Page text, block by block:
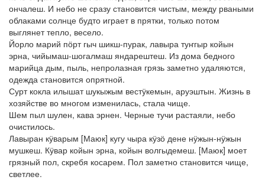
ончалеш. И небо не сразу становится чистым, между рваными
облаками солнце будто играет в прятки, только потом
выглянет тепло, весело.
Йорло марий пӧрт гыч шикш-пурак, лавыра туҥгыр койын
эрна, чийымаш-шогалмаш яндарештеш. Из дома бедного
марийца дым, пыль, непролазная грязь заметно удаляются,
одежда становится опрятной.
Сурт кокла илышат шукыжым вестӱкемын, аруэштын. Жизнь в
хозяйстве во многом изменилась, стала чище.
Шем пыл шулен, кава эрнен. Черные тучи растаяли, небо
очистилось.
Лавыран кӱварым [Маюк] кугу чыра кӱзӧ дене нӱжын-нӱжын
мушкеш. Кӱвар койын эрна, койын волгыдемеш. [Маюк] моет
грязный пол, скребя косарем. Пол заметно становится чище,
светлее.